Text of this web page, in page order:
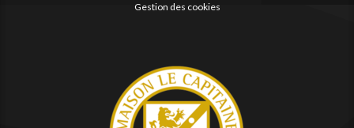
Gestion des cookies